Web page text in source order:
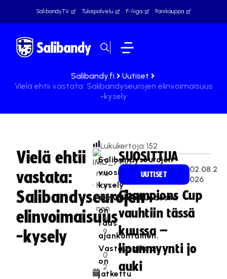
SalibandyTV Tulospalvelu F-liiga Fanikauppa
Salibandy.fi
Uutiset
Vielä ehtii vastata: Salibandyseurojen elinvoimaisuus
-kysely
Vielä ehtii
vastata:
Salibandyseurojen
elinvoimaisuus
-kysely
Ti
mo
Kan
kku
nen
2
9
.
0
2
Lukukertoja:152
Salibandyseurojen
vuosittainen
kysely
elinvoimaisuudesta
on
taas
ajankohtainen.
Vastausaikaa
on
jatkettu
SUOSITTUA
UUTISET
02.08.2
026
Champions Cup
vauhtiin tässä
kuussa –
lipunmyynti jo
auki